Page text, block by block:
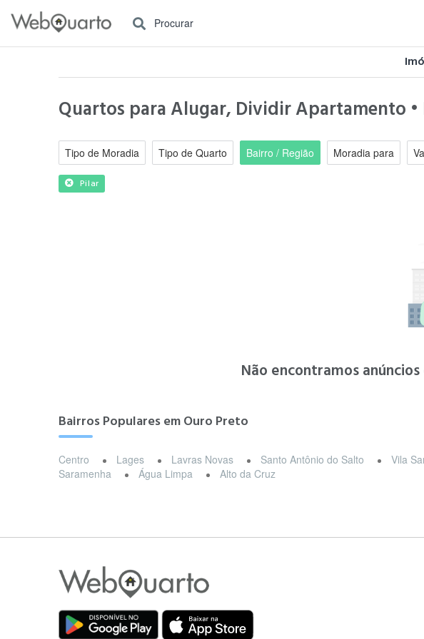
Procurar
Quartos para Alugar, Dividir Apartamento
Tipo de Moradia Tipo de Quarto Bairro / Região Moradia para
Pilar
Não encontramos
Bairros Populares em Ouro Preto
Centro Lages Lavras Novas Santo Antônio do Salto Vila
Saramenha
Água Limpa Alto da Cruz